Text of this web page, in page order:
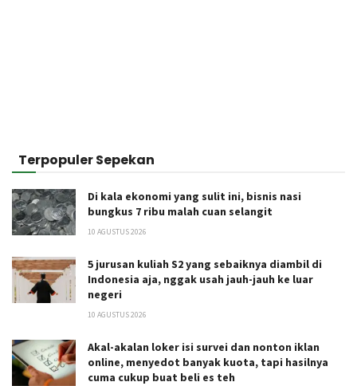
Terpopuler Sepekan
Di kala ekonomi yang sulit ini, bisnis nasi
bungkus 7 ribu malah cuan selangit
10 AGUSTUS 2026
5 jurusan kuliah S2 yang sebaiknya diambil di
Indonesia aja, nggak usah jauh-jauh ke luar
negeri
10 AGUSTUS 2026
Akal-akalan loker isi survei dan nonton iklan
online, menyedot banyak kuota, tapi hasilnya
cuma cukup buat beli es teh